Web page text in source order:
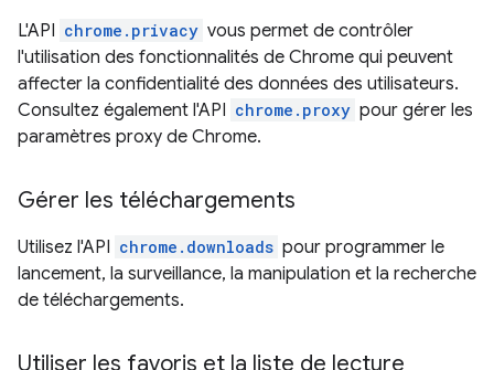
L'API chrome.privacy vous permet de contrôler
l'utilisation des fonctionnalités de Chrome qui peuvent
affecter la confidentialité des données des utilisateurs.
Consultez également l'API chrome.proxy pour gérer les
paramètres proxy de Chrome.
Gérer les téléchargements
Utilisez l'API chrome.downloads pour programmer le
lancement, la surveillance, la manipulation et la recherche
de téléchargements.
Utiliser les favoris et la liste de lecture